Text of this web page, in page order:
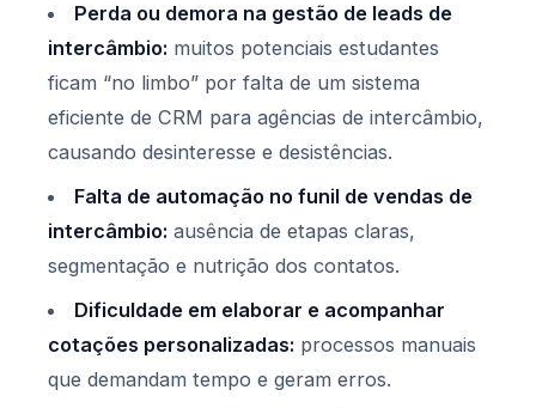
Perda ou demora na gestão de leads de
intercâmbio: muitos potenciais estudantes
ficam “no limbo” por falta de um sistema
eficiente de CRM para agências de intercâmbio,
causando desinteresse e desistências.
Falta de automação no funil de vendas de
intercâmbio: ausência de etapas claras,
segmentação e nutrição dos contatos.
Dificuldade em elaborar e acompanhar
cotações personalizadas: processos manuais
que demandam tempo e geram erros.